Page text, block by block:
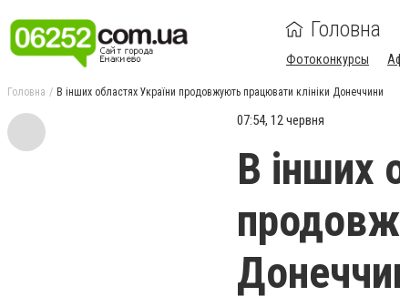
Головна
Фотоконкурсы
Головна В інших областях України продовжують працювати клініки Донеччини
07:54, 12 червня
В інших